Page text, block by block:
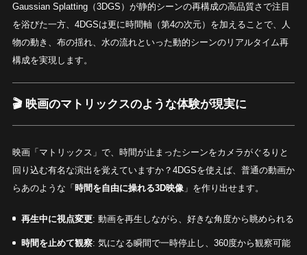
Gaussian Splatting（3DGS）が静的シーンの再構成の高品質さで注目
を浴びた一方、4DGSは更に時間軸（第4の次元）を加えることで、人
物の動き、布の揺れ、水の流れといった動的シーンのリアルタイム再
構成を実現します。
🎬 映画のマトリックスのような体験が現実に
映画「マトリックス」で、時間が止まったシーンをカメラがぐるりと
回り込む有名な演出を覚えていますか？4DGSを使えば、普通の動画か
らあのような「時間を自由に操れる3D映像 」を作り出せます。
再生中に視点変更: 動画を再生しながら、好きな角度から眺められる
時間を止めて観察: 気になる瞬間で一時停止し、360度から観察可能